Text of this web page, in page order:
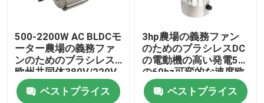
産業軸流れファン
電動機のコンデンサー
永久マグネットブラシをかけられたDCモーター
500-2200W AC BLDCモ
ーター農場の義務ファ
ンのためのブラシレス
欧州共同体380V/220V
の高い発電の可変的な
速度 ベストプライス
3hp農場の義務ファン
のためのブラシレスDC
の電動機の高い発電50
の60hz可変的な速度欧
州共同体
ベストプライス